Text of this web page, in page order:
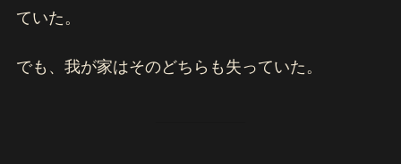
ていた。
でも、我が家はそのどちらも失っていた。